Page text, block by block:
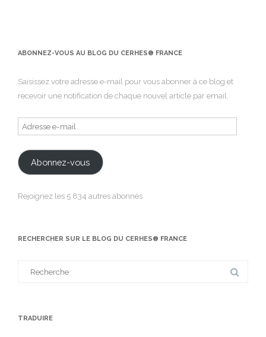
ABONNEZ-VOUS AU BLOG DU CERHES® FRANCE
Saisissez votre adresse e-mail pour vous abonner à ce blog et
recevoir une notification de chaque nouvel article par email.
Adresse
e-
mail
Abonnez-vous
Rejoignez les 5 834 autres abonnés
RECHERCHER SUR LE BLOG DU CERHES® FRANCE
TRADUIRE